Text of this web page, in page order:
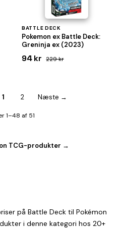
BATTLE DECK
Pokemon ex Battle Deck:
Greninja ex (2023)
94 kr 229 kr
1 2 Næste →
1–48 af 51
TCG-produkter →
på Battle Deck til Pokémon
i denne kategori hos 20+